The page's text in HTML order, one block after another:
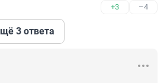
+3 –4
3 ответа